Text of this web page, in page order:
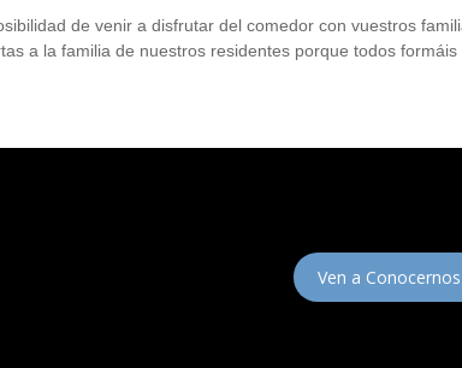
de venir a disfrutar del comedor con vuestros
a la familia de nuestros residentes porque todos formáis
Ven a Conocernos